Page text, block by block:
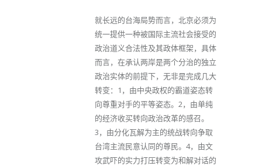
就长远的台海局势而言，北京必须为
统一提供一种被国际主流社会接受的
政治道义合法性及其政体框架，具体
而言，在承认两岸是两个分治的独立
政治实体的前提下，无非是完成几大
转变：1，由中央政权的霸道姿态转
向尊重对手的平等姿态。2，由单纯
的经济收买转向政治改革的感召。
3，由分化瓦解为主的统战转向争取
台湾主流民意认同的尊民。4，由文
攻武吓的实力打压转变为和解对话的